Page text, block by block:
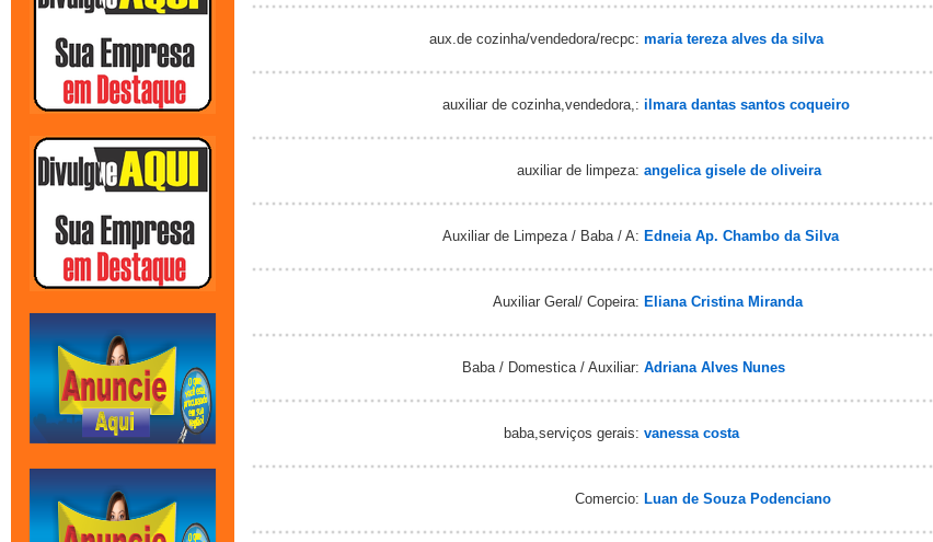
aux.de cozinha/vendedora/recpc: maria tereza alves da silva
auxiliar de cozinha,vendedora,: ilmara dantas santos coqueiro
auxiliar de limpeza: angelica gisele de oliveira
Auxiliar de Limpeza / Baba / A: Edneia Ap. Chambo da Silva
Auxiliar Geral/ Copeira: Eliana Cristina Miranda
Baba / Domestica / Auxiliar: Adriana Alves Nunes
baba,serviços gerais: vanessa costa
Comercio: Luan de Souza Podenciano